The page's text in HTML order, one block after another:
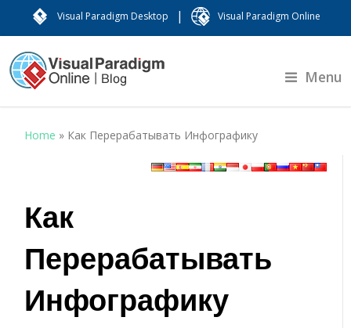
Visual Paradigm Desktop | Visual Paradigm Online
Menu
Home » Как Перерабатывать Инфографику
Как
Перерабатывать
Инфографику